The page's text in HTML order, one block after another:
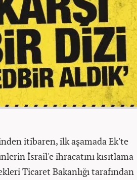
itibaren, ilk aşamada Ek'te
İsrail'e ihracatını kısıtlama
Ticaret Bakanlığı tarafından